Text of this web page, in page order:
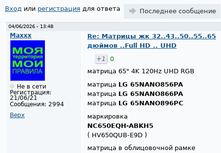
Страницы
Вход или регистрация для ответа Последнее сообщение
04/06/2026 - 13:48
Maxxx
Не в сети
Регистрация:
21/06/21
Сообщения: 2994
Верх
Re: Матрицы жк 32..43..50..55..65
дюймов ..Full HD .. UHD
+1
0
матрица 65" 4K 120Hz UHD RGB
матрица LG 65NANO856PA
матрица LG 65NANO866PA
матрица LG 65NANO896PC
маркировка
NC650EQH-ABKH5
( HV650QUB-E9D )
матрица в облицовочной рамке